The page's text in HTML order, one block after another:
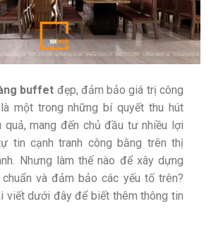
buffet đẹp, đảm bảo giá trị công
một trong những bí quyết thu hút
quả, mang đến chủ đầu tư nhiều lợi
tin cạnh tranh công bằng trên thị
Nhưng làm thế nào để xây dựng
và đảm bảo các yếu tố trên?
viết dưới đây để biết thêm thông tin